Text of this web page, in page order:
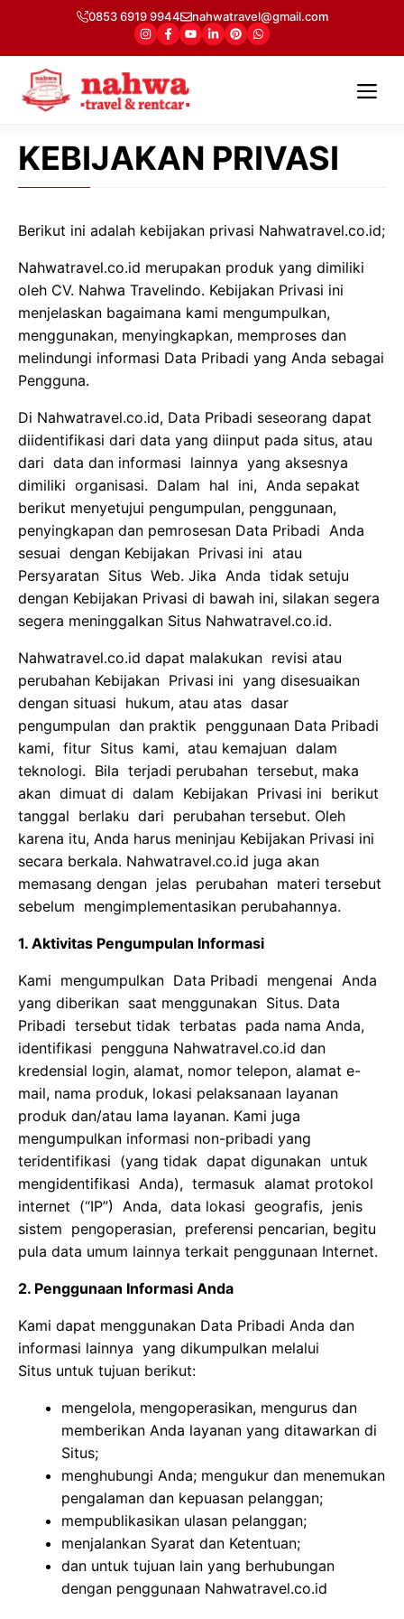
isi
0853 6919 9944 nahwatravel@gmail.com
KEBIJAKAN PRIVASI
Berikut ini adalah kebijakan privasi Nahwatravel.co.id;
Nahwatravel.co.id merupakan produk yang dimiliki
oleh CV. Nahwa Travelindo. Kebijakan Privasi ini
menjelaskan bagaimana kami mengumpulkan,
menggunakan, menyingkapkan, memproses dan
melindungi informasi Data Pribadi yang Anda sebagai
Pengguna.
Di Nahwatravel.co.id, Data Pribadi seseorang dapat
diidentifikasi dari data yang diinput pada situs, atau
dari data dan informasi lainnya yang aksesnya
dimiliki organisasi. Dalam hal ini, Anda sepakat
berikut menyetujui pengumpulan, penggunaan,
penyingkapan dan pemrosesan Data Pribadi Anda
sesuai dengan Kebijakan Privasi ini atau
Persyaratan Situs Web. Jika Anda tidak setuju
dengan Kebijakan Privasi di bawah ini, silakan segera
segera meninggalkan Situs Nahwatravel.co.id.
Nahwatravel.co.id dapat malakukan revisi atau
perubahan Kebijakan Privasi ini yang disesuaikan
dengan situasi hukum, atau atas dasar
pengumpulan dan praktik penggunaan Data Pribadi
kami, fitur Situs kami, atau kemajuan dalam
teknologi. Bila terjadi perubahan tersebut, maka
akan dimuat di dalam Kebijakan Privasi ini berikut
tanggal berlaku dari perubahan tersebut. Oleh
karena itu, Anda harus meninjau Kebijakan Privasi ini
secara berkala. Nahwatravel.co.id juga akan
memasang dengan jelas perubahan materi tersebut
sebelum mengimplementasikan perubahannya.
1. Aktivitas Pengumpulan Informasi
Kami mengumpulkan Data Pribadi mengenai Anda
yang diberikan saat menggunakan Situs. Data
Pribadi tersebut tidak terbatas pada nama Anda,
identifikasi pengguna Nahwatravel.co.id dan
kredensial login, alamat, nomor telepon, alamat e-
mail, nama produk, lokasi pelaksanaan layanan
produk dan/atau lama layanan. Kami juga
mengumpulkan informasi non-pribadi yang
teridentifikasi (yang tidak dapat digunakan untuk
mengidentifikasi Anda), termasuk alamat protokol
internet (“IP”) Anda, data lokasi geografis, jenis
sistem pengoperasian, preferensi pencarian, begitu
pula data umum lainnya terkait penggunaan Internet.
2. Penggunaan Informasi Anda
Kami dapat menggunakan Data Pribadi Anda dan
informasi lainnya yang dikumpulkan melalui
Situs untuk tujuan berikut:
mengelola, mengoperasikan, mengurus dan
memberikan Anda layanan yang ditawarkan di
Situs;
menghubungi Anda; mengukur dan menemukan
pengalaman dan kepuasan pelanggan;
mempublikasikan ulasan pelanggan;
menjalankan Syarat dan Ketentuan;
dan untuk tujuan lain yang berhubungan
dengan penggunaan Nahwatravel.co.id